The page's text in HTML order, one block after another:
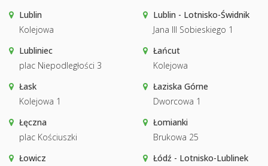
Lublin
Kolejowa
Lublin - Lotnisko-Świdnik
Jana III Sobieskiego 1
Lubliniec
plac Niepodległości 3
Łańcut
Kolejowa
Łask
Kolejowa 1
Łaziska Górne
Dworcowa 1
Łęczna
plac Kościuszki
Łomianki
Brukowa 25
Łowicz
Łódź - Lotnisko-Lublinek